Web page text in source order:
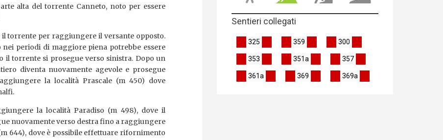
Sentieri collegati
325 359 300
353 351a 357
361a 369 369a
alta del torrente Canneto, noto per essere
torrente per raggiungere il versante opposto.
nei periodi di maggiore piena potrebbe essere
il torrente si prosegue verso sinistra. Dopo un
diventa nuovamente agevole e prosegue
la località Prascale (m 450) dove
la località Paradiso (m 498), dove il
nuovamente verso destra fino a raggiungere
644), dove è possibile effettuare rifornimento